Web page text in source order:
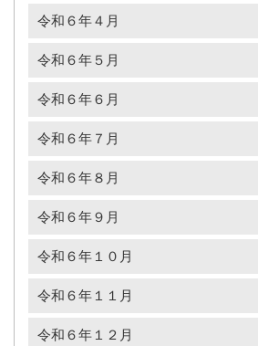
令和６年４月
令和６年５月
令和６年６月
令和６年７月
令和６年８月
令和６年９月
令和６年１０月
令和６年１１月
令和６年１２月